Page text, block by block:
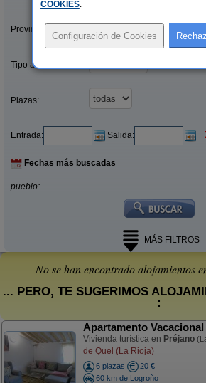
Provincias/Islas:
Tipo alquiler:
Plazas:
Entrada: Salida:
Fechas más buscadas
pueblo:
MÁS FILTROS
No se han encontrado alojamientos
... PERO, TE SUGERIMOS
:
Apartamento Vacacional
Vivienda turística en Préjano
de Quel (La Rioja)
6 plazas
20 €
60 km de Logroño
COOKIES.